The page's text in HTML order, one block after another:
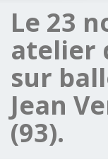
Le 23
atelier
sur
Jean
(93).